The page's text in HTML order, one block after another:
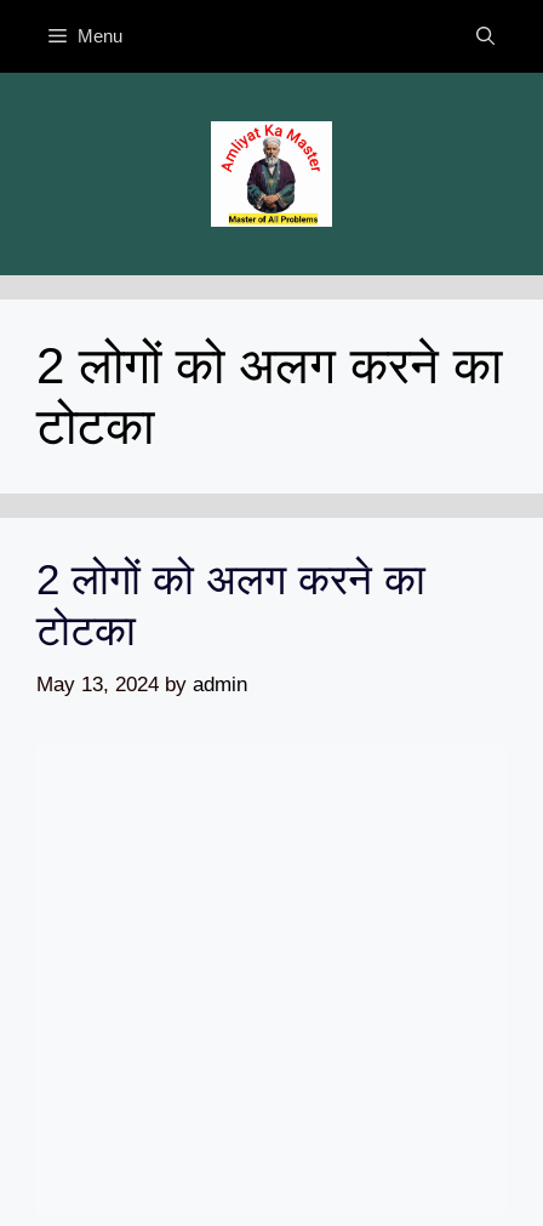
content
Menu
2 लोगों को अलग करने का
टोटका
2 लोगों को अलग करने का
टोटका
May 13, 2024 by admin